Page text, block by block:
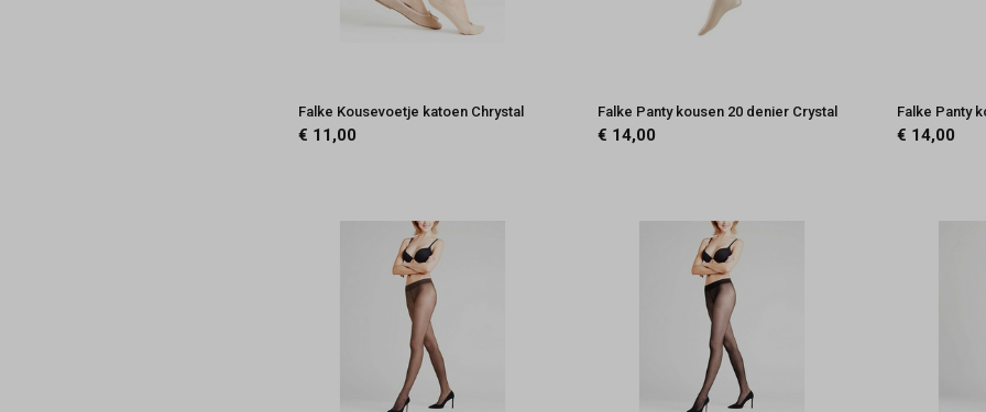
Falke Kousevoetje katoen Chrystal
€ 11,00
Falke Panty kousen 20 denier Crystal
€ 14,00
Falke Panty
€ 14,00